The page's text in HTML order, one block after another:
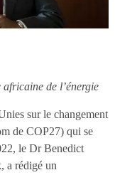
de l’énergie
sur le changement
de COP27) qui se
le Dr Benedict
a rédigé un